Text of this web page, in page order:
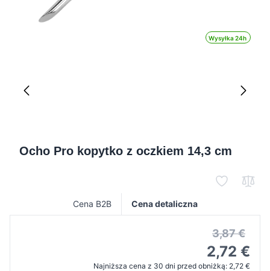
Wysyłka 24h
Ocho Pro kopytko z oczkiem 14,3 cm
Cena B2B Cena detaliczna
3,87 €
2,72 €
Najniższa cena z 30 dni przed obniżką: 2,72 €